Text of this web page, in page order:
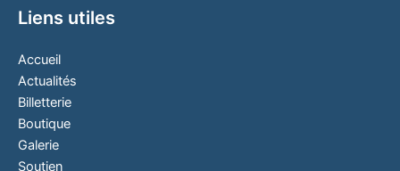
Liens utiles
Accueil
Actualités
Billetterie
Boutique
Galerie
Soutien